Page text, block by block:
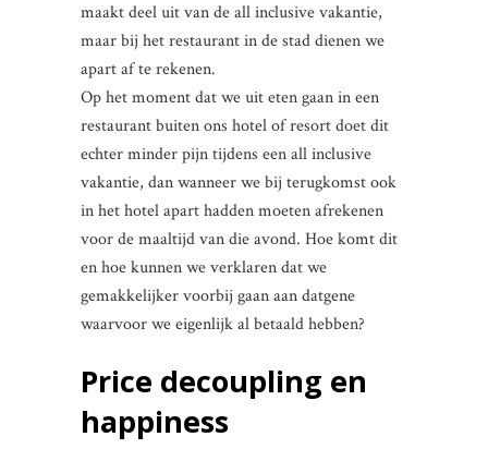
maakt deel uit van de all inclusive vakantie,
maar bij het restaurant in de stad dienen we
apart af te rekenen.
Op het moment dat we uit eten gaan in een
restaurant buiten ons hotel of resort doet dit
echter minder pijn tijdens een all inclusive
vakantie, dan wanneer we bij terugkomst ook
in het hotel apart hadden moeten afrekenen
voor de maaltijd van die avond. Hoe komt dit
en hoe kunnen we verklaren dat we
gemakkelijker voorbij gaan aan datgene
waarvoor we eigenlijk al betaald hebben?
Price decoupling en
happiness